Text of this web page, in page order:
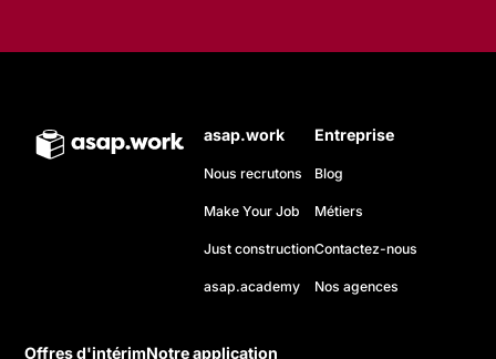
asap.work
Nous recrutons
Make Your Job
Just construction
asap.academy
Entreprise
Blog
Métiers
Contactez-nous
Nos agences
Offres d'intérimNotre application